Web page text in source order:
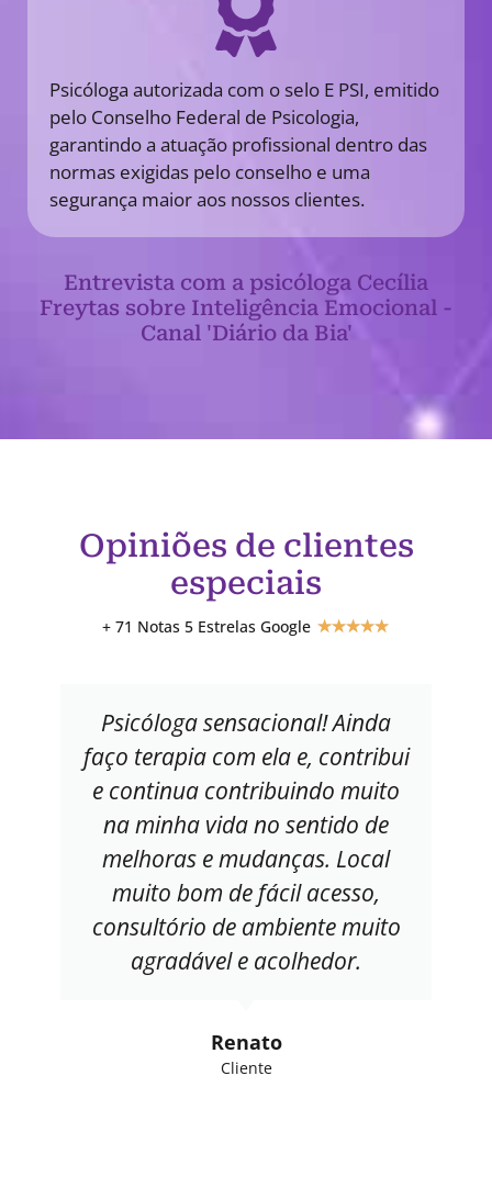
Psicóloga autorizada com o selo E PSI, emitido
pelo Conselho Federal de Psicologia,
garantindo a atuação profissional dentro das
normas exigidas pelo conselho e uma
segurança maior aos nossos clientes.
Entrevista com a psicóloga Cecília
Freytas sobre Inteligência Emocional -
Canal 'Diário da Bia'
Opiniões de clientes
especiais
+ 71 Notas 5 Estrelas Google ★★★★★
Psicóloga sensacional! Ainda
faço terapia com ela e, contribui
e continua contribuindo muito
na minha vida no sentido de
melhoras e mudanças. Local
muito bom de fácil acesso,
consultório de ambiente muito
agradável e acolhedor.
Renato
Cliente